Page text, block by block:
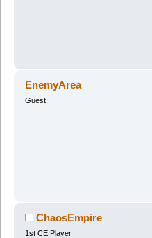
EnemyArea
Guest
ChaosEmpire
1st CE Player